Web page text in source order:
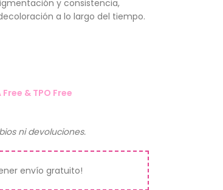
y consistencia,
a lo largo del tiempo.
& TPO Free
ni devoluciones.
envío gratuito!